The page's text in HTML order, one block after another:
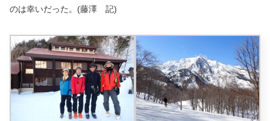
のは幸いだった。(藤澤 記)